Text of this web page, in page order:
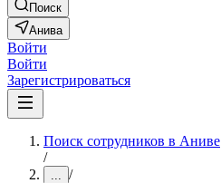
Поиск
Анива
Войти
Войти
Зарегистрироваться
Поиск сотрудников в Аниве
/
... /